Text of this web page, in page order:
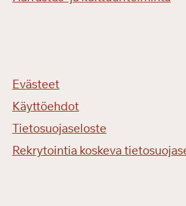
Evästeet
Käyttöehdot
Tietosuojaseloste
Rekrytointia koskeva